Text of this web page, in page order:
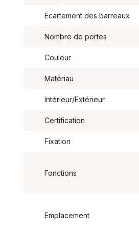
Écartement des barreaux
Nombre de portes
Couleur
Matériau
Intérieur/Extérieur
Certification
Fixation
Fonctions
Emplacement